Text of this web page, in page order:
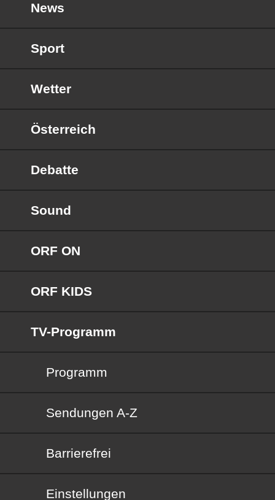
News
Sport
Wetter
Österreich
Debatte
Sound
ORF ON
ORF KIDS
TV-Programm
Programm
Sendungen von A bis Z
Sendungen A-Z
Barrierefrei
Barrierefrei
Einstellungen